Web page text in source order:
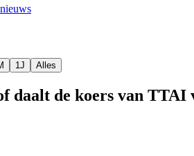
1J Alles
daalt de koers van TTAI